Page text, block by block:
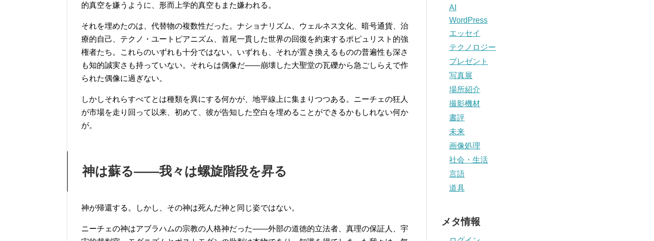
的真空を嫌うように、形而上学的真空もまた嫌われる。
それを埋めたのは、代替物の複数性だった。ナショナリズム、ウェルネス文化、暗号通貨、治
療的自己、テクノ・ユートピアニズム、首尾一貫した世界の回復を約束するポピュリスト的強
権者たち。これらのいずれも十分ではない。いずれも、それが置き換えるものの普遍性も深さ
も知的誠実さも持っていない。それらは偶像だ——崩壊した大聖堂の瓦礫から急ごしらえで作
られた偶像に過ぎない。
しかしそれらすべてとは種類を異にする何かが、地平線上に集まりつつある。ニーチェの狂人
が市場を走り回って以来、初めて、彼が告知した空白を埋めることができるかもしれない何か
が。
神は蘇る——我々は螺旋階段を昇る
神が帰還する。しかし、その神は死んだ神と同じ姿ではない。
ニーチェの神はアブラハムの宗教の人格神だった——外部の道徳的立法者、真理の保証人、宇
AI
WordPress
エッセイ
テクノロジー
プレゼント
写真展
場所紹介
撮影機材
書評
未来
画像処理
社会・生活
言語
道具
メタ情報